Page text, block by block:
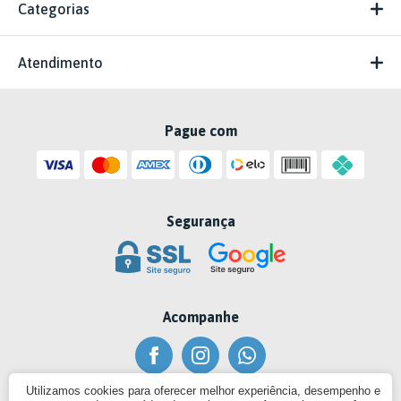
Categorias
Atendimento
Pague com
Segurança
Acompanhe
Utilizamos cookies para oferecer melhor experiência, desempenho e